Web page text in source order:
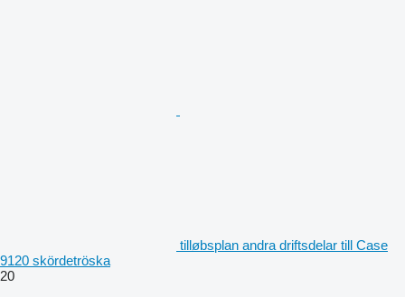
tilløbsplan andra driftsdelar till Case
9120 skördetröska
20